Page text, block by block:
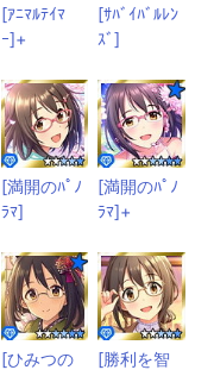
[ｱﾆﾏﾙﾃｲﾏ
ｰ]+
[ｻﾊﾞｲﾊﾞﾙﾚﾝ
ｽﾞ]
[満開のﾊﾟﾉ
ﾗﾏ]
[満開のﾊﾟﾉ
ﾗﾏ]+
[ひみつの
[勝利を智